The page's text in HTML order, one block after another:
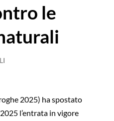
le
2025) ha spostato
l’entrata in vigore